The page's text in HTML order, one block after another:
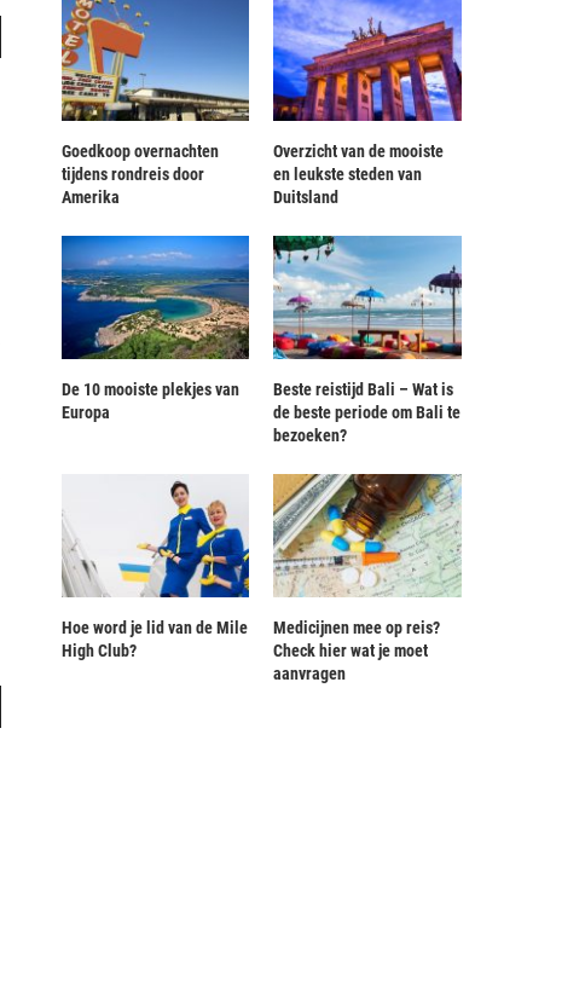
Goedkoop overnachten
tijdens rondreis door
Amerika
Overzicht van de mooiste
en leukste steden van
Duitsland
De 10 mooiste plekjes van
Europa
Beste reistijd Bali – Wat is
de beste periode om Bali te
bezoeken?
Hoe word je lid van de Mile
High Club?
Medicijnen mee op reis?
Check hier wat je moet
aanvragen